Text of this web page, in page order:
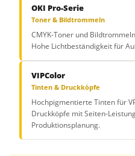
OKI Pro-Serie
Toner & Bildtrommeln
CMYK-Toner und
Hohe Lichtbeständigkeit für
VIPColor
Tinten & Druckköpfe
Hochpigmentierte Tinten für
Druckköpfe mit Seiten-
Produktionsplanung.